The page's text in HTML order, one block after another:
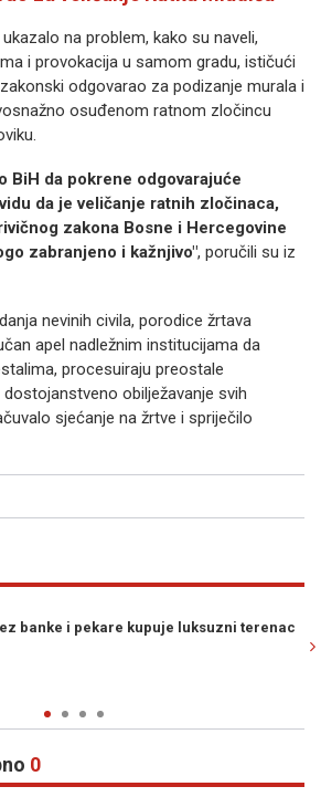
na problem, kako su naveli,
i provokacija u samom gradu, ističući
odgovarao za podizanje murala i
osuđenom ratnom zločincu
BiH da pokrene odgovarajuće
da je veličanje ratnih zločinaca,
zakona Bosne i Hercegovine
zabranjeno i kažnjivo", poručili su iz
nevinih civila, porodice žrtava
apel nadležnim institucijama da
procesuiraju preostale
obilježavanje svih
sjećanje na žrtve i spriječilo
banke i pekare kupuje luksuzni terenac
0